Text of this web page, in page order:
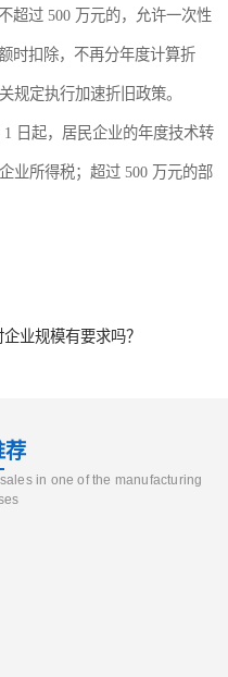
超过 500 万元的，允许一次性
时扣除，不再分年度计算折
规定执行加速折旧政策。
1 日起，居民企业的年度技术转
业所得税；超过 500 万元的部
业规模有要求吗？
荐
in one of the manufacturing